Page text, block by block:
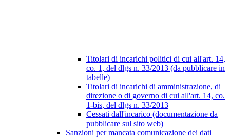
Titolari di incarichi politici di cui all'art. 14,
co. 1, del dlgs n. 33/2013 (da pubblicare in
tabelle)
Titolari di incarichi di amministrazione, di
direzione o di governo di cui all'art. 14, co.
1-bis, del dlgs n. 33/2013
Cessati dall'incarico (documentazione da
pubblicare sul sito web)
Sanzioni per mancata comunicazione dei dati